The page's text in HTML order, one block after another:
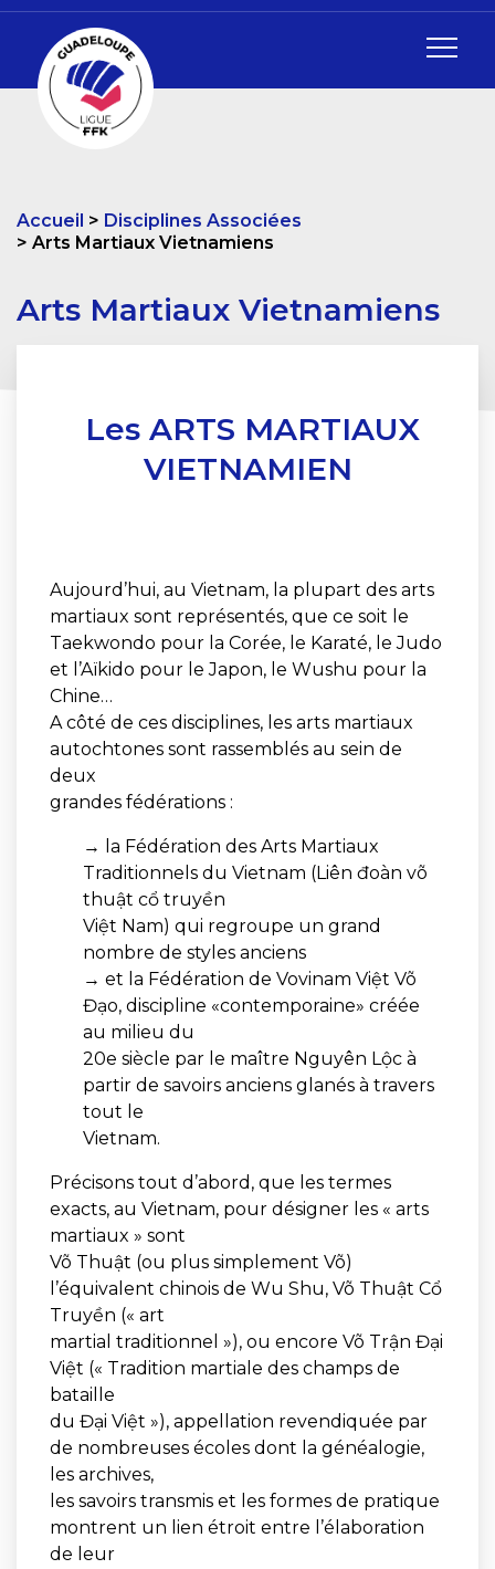
Accueil
Disciplines Associées
Arts Martiaux Vietnamiens
Arts Martiaux Vietnamiens
Les ARTS MARTIAUX
VIETNAMIEN
Aujourd’hui, au Vietnam, la plupart des arts
martiaux sont représentés, que ce soit le
Taekwondo pour la Corée, le Karaté, le Judo
et l’Aïkido pour le Japon, le Wushu pour la
Chine…
A côté de ces disciplines, les arts martiaux
autochtones sont rassemblés au sein de
deux
grandes fédérations :
→ la Fédération des Arts Martiaux
Traditionnels du Vietnam (Liên đoàn võ
thuật cổ truyền
Việt Nam) qui regroupe un grand
nombre de styles anciens
→ et la Fédération de Vovinam Việt Võ
Đạo, discipline «contemporaine» créée
au milieu du
20e siècle par le maître Nguyên Lộc à
partir de savoirs anciens glanés à travers
tout le
Vietnam.
Précisons tout d’abord, que les termes
exacts, au Vietnam, pour désigner les « arts
martiaux » sont
Võ Thuật (ou plus simplement Võ)
l’équivalent chinois de Wu Shu, Võ Thuật Cổ
Truyền (« art
martial traditionnel »), ou encore Võ Trận Đại
Việt (« Tradition martiale des champs de
bataille
du Đại Việt »), appellation revendiquée par
de nombreuses écoles dont la généalogie,
les archives,
les savoirs transmis et les formes de pratique
montrent un lien étroit entre l’élaboration
de leur